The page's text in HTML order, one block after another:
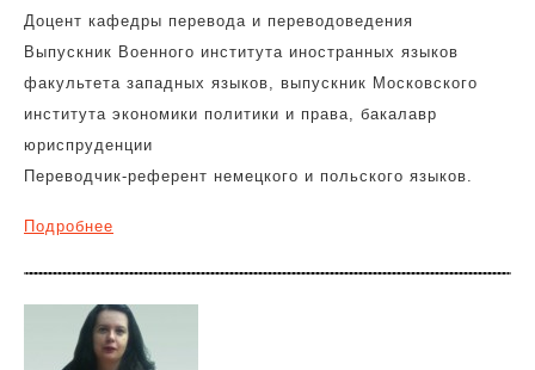
Доцент кафедры перевода и переводоведения
Выпускник Военного института иностранных языков
факультета западных языков, выпускник Московского
института экономики политики и права, бакалавр
юриспруденции
Переводчик-референт немецкого и польского языков.
Подробнее